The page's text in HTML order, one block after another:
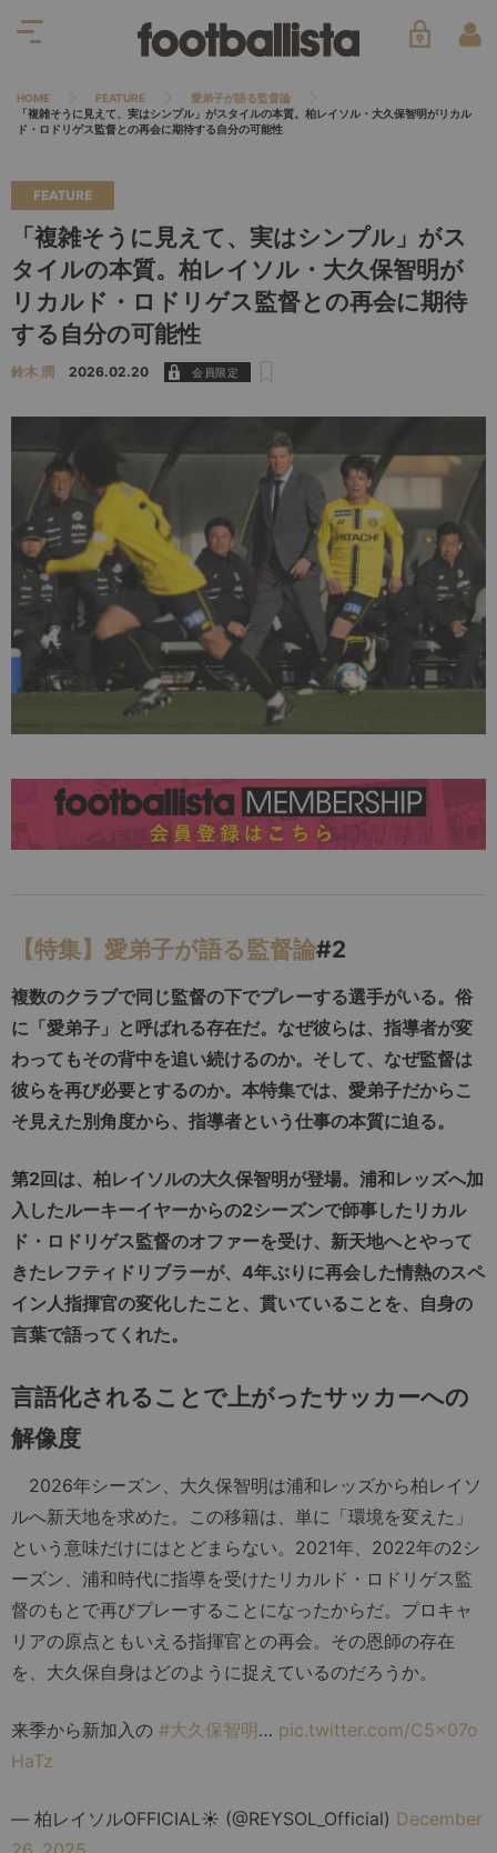
HOME FEATURE
愛弟子が語る監督論
「複雑そうに見えて、実はシンプル」がスタイルの本質。柏レイソル・大久保智明がリカル
ド・ロドリゲス監督との再会に期待する自分の可能性
FEATURE
「複雑そうに見えて、実はシンプル」がス
タイルの本質。柏レイソル・大久保智明が
リカルド・ロドリゲス監督との再会に期待
する自分の可能性
鈴木 潤 2026.02.20
【特集】愛弟子が語る監督論#2
複数のクラブで同じ監督の下でプレーする選手がいる。俗
に「愛弟子」と呼ばれる存在だ。なぜ彼らは、指導者が変
わってもその背中を追い続けるのか。そして、なぜ監督は
彼らを再び必要とするのか。本特集では、愛弟子だからこ
そ見えた別角度から、指導者という仕事の本質に迫る。
第2回は、柏レイソルの大久保智明が登場。浦和レッズへ加
入したルーキーイヤーからの2シーズンで師事したリカル
ド・ロドリゲス監督のオファーを受け、新天地へとやって
きたレフティドリブラーが、4年ぶりに再会した情熱のスペ
イン人指揮官の変化したこと、貫いていることを、自身の
言葉で語ってくれた。
言語化されることで上がったサッカーへの
解像度
2026年シーズン、大久保智明は浦和レッズから柏レイソ
ルへ新天地を求めた。この移籍は、単に「環境を変えた」
という意味だけにはとどまらない。2021年、2022年の2シ
ーズン、浦和時代に指導を受けたリカルド・ロドリゲス監
督のもとで再びプレーすることになったからだ。プロキャ
リアの原点ともいえる指揮官との再会。その恩師の存在
を、大久保自身はどのように捉えているのだろうか。
来季から新加入の #大久保智明… pic.twitter.com/C5x07o
HaTz
— 柏レイソルOFFICIAL☀ (@REYSOL_Official) December